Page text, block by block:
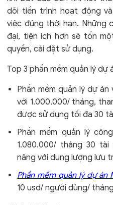
dõi tiến trình hoạt động
việc đúng thời hạn. Những
đại, tiện ích hơn sẽ tốn
quyền, cài đặt sử dụng.
Top 3 phần mềm quản lý dự
Phần mềm quản lý dự
với 1.000.000/ tháng,
được sử dụng tối đa 30
Phần mềm quản lý
1.080.000/ tháng 30
năng với dung lượng lưu
Phần mềm quản lý dự
10 usd/ người dùng/ tháng